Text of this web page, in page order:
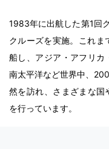
1983年に出航した第1回
クルーズを実施。これま
船し、アジア・アフリカ
南太平洋など世界中、
然を訪れ、さまざまな国
を行っています。